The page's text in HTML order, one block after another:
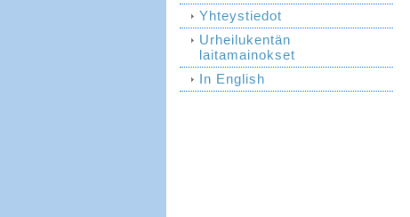
Yhteystiedot
Urheilukentän
laitamainokset
In English